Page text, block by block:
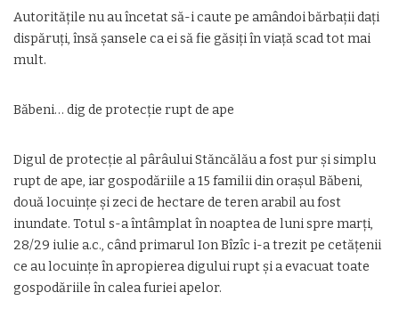
Autorităţile nu au încetat să-i caute pe amândoi bărbaţii daţi
dispăruţi, însă şansele ca ei să fie găsiţi în viaţă scad tot mai
mult.
Băbeni… dig de protecţie rupt de ape
Digul de protecţie al pârâului Stăncălău a fost pur şi simplu
rupt de ape, iar gospodăriile a 15 familii din oraşul Băbeni,
două locuinţe şi zeci de hectare de teren arabil au fost
inundate. Totul s-a întâmplat în noaptea de luni spre marţi,
28/29 iulie a.c., când primarul Ion Bîzîc i-a trezit pe cetăţenii
ce au locuinţe în apropierea digului rupt şi a evacuat toate
gospodăriile în calea furiei apelor.